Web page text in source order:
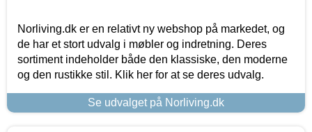
Norliving.dk er en relativt ny webshop på markedet, og
de har et stort udvalg i møbler og indretning. Deres
sortiment indeholder både den klassiske, den moderne
og den rustikke stil. Klik her for at se deres udvalg.
Se udvalget på Norliving.dk